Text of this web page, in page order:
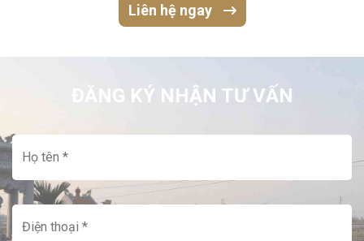
Liên hệ ngay
ĐĂNG KÝ NHẬN TƯ VẤN